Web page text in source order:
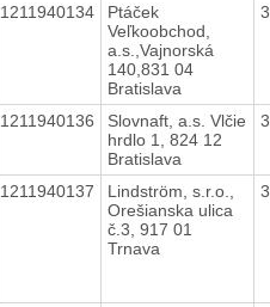
1211940134
Ptáček
Veľkoobchod,
a.s.,Vajnorská
140,831 04
Bratislava
1211940136
Slovnaft, a.s. Vlčie
hrdlo 1, 824 12
Bratislava
1211940137
Lindström, s.r.o.,
Orešianska ulica
č.3, 917 01
Trnava